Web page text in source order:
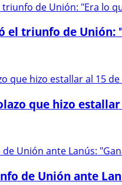
el triunfo de Unión:
que hizo estallar
de Unión ante